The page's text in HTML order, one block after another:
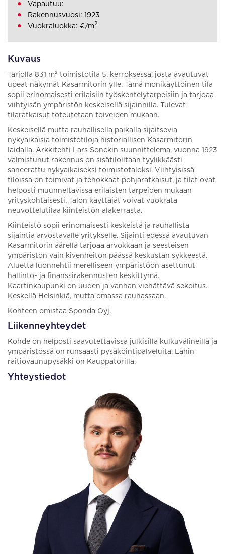
Kuvaus
Tarjolla 831 m² toimistotila 5. kerroksessa, josta avautuvat
upeat näkymät Kasarmitorin ylle. Tämä monikäyttöinen tila
sopii erinomaisesti erilaisiin työskentelytarpeisiin ja tarjoaa
viihtyisän ympäristön keskeisellä sijainnilla. Tulevat
tilaratkaisut toteutetaan toiveiden mukaan.
Keskeisellä mutta rauhallisella paikalla sijaitsevia
nykyaikaisia toimistotiloja historiallisen Kasarmitorin
laidalla. Arkkitehti Lars Sonckin suunnittelema, vuonna 1923
valmistunut rakennus on sisätiloiltaan tyylikkäästi
saneerattu nykyaikaiseksi toimistotaloksi. Viihtyisissä
tiloissa on toimivat ja tehokkaat pohjaratkaisut, ja tilat ovat
helposti muunneltavissa erilaisten tarpeiden mukaan
yrityskohtaisesti. Talon käyttäjät voivat vuokrata
neuvottelutilaa kiinteistön alakerrasta.
Kiinteistö sopii erinomaisesti keskeistä ja rauhallista
sijaintia arvostavalle yritykselle. Sijainti edessä avautuvan
Kasarmitorin äärellä tarjoaa arvokkaan ja seesteisen
ympäristön vain kivenheiton päässä keskustan sykkeestä.
Aluetta luonnehtii merelliseen ympäristöön asettunut
hallinto- ja finanssirakennusten keskittymä.
Kaartinkaupunki on uuden ja vanhan viehättävä sekoitus.
Keskellä Helsinkiä, mutta omassa rauhassaan.
Kohteen omistaa Sponda Oyj.
Liikenneyhteydet
Kohde on helposti saavutettavissa julkisilla kulkuvälineillä ja
ympäristössä on runsaasti pysäköintipalveluita. Lähin
raitiovaunupysäkki on Kauppatorilla.
Yhteystiedot
Vapautuu:
Rakennusvuosi: 1923
Vuokraluokka: €/m2